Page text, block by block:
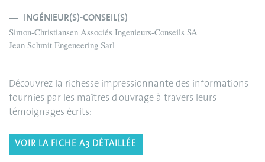
INGÉNIEUR(S)-CONSEIL(S)
Simon-Christiansen Associés Ingenieurs-Conseils SA
Jean Schmit Engeneering Sarl
Découvrez la richesse impressionnante des informations
fournies par les maîtres d'ouvrage à travers leurs
témoignages écrits:
VOIR LA FICHE A3 DÉTAILLÉE